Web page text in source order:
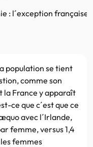
: l´exception française
population se tient
comme son
la France y apparaît
ce que c´est que ce
avec l´Irlande,
femme, versus 1,4
femmes